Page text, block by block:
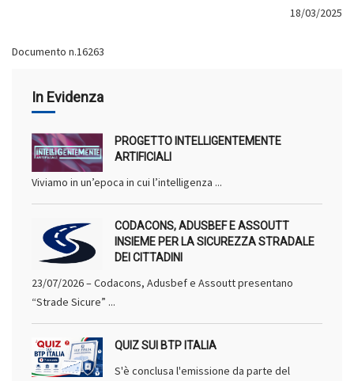
18/03/2025
Documento n.16263
In Evidenza
PROGETTO INTELLIGENTEMENTE
ARTIFICIALI
Viviamo in un’epoca in cui l’intelligenza ...
CODACONS, ADUSBEF E ASSOUTT
INSIEME PER LA SICUREZZA STRADALE
DEI CITTADINI
23/07/2026 – Codacons, Adusbef e Assoutt presentano
“Strade Sicure” ...
QUIZ SUI BTP ITALIA
S'è conclusa l'emissione da parte del